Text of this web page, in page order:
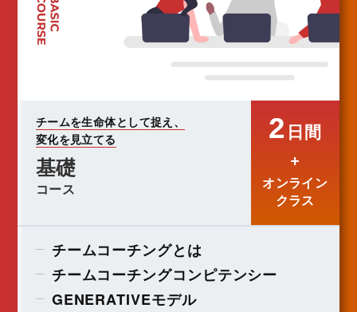
チームを生命体として捉え、
変化を見立てる
基礎
コース
2 日間
+
オンライン
クラス
チームコーチングとは
チームコーチングコンピテンシー
GENERATIVEモデル